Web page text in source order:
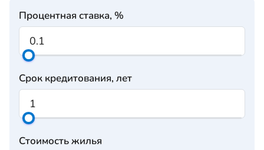
Процентная ставка, %
Срок кредитования, лет
Стоимость жилья